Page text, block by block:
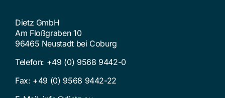
Dietz GmbH
Am Floßgraben 10
96465 Neustadt bei Coburg
Telefon: +49 (0) 9568 9442-0
Fax: +49 (0) 9568 9442-22